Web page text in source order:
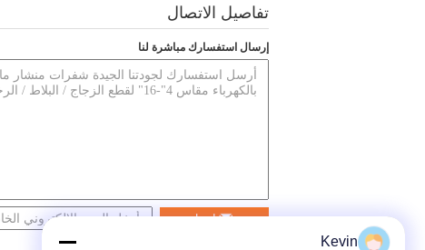
تفاصيل الاتصال
إرسال استفسارك مباشرة لنا
اتصل
Kevin